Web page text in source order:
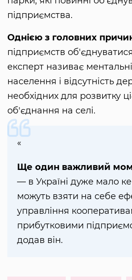
підприємства.
Однією з головних
підприємств
експерт називає
населення і відсутність
необхідних для розвитку
об'єднання на селі.
«
Ще один важливий
— в Україні дуже мало
можуть взяти на себе
управління
прибутковими
додав він.